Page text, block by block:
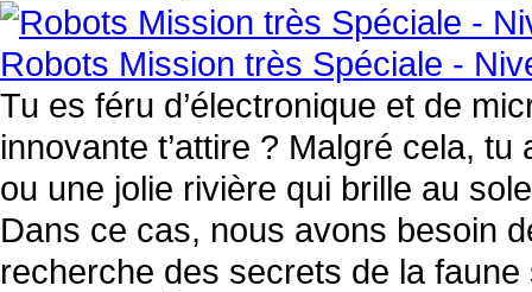
Robots Mission très Spéciale -
Tu es féru d’électronique et de
innovante t’attire ? Malgré cela,
ou une jolie rivière qui brille au
Dans ce cas, nous avons besoin
recherche des secrets de la